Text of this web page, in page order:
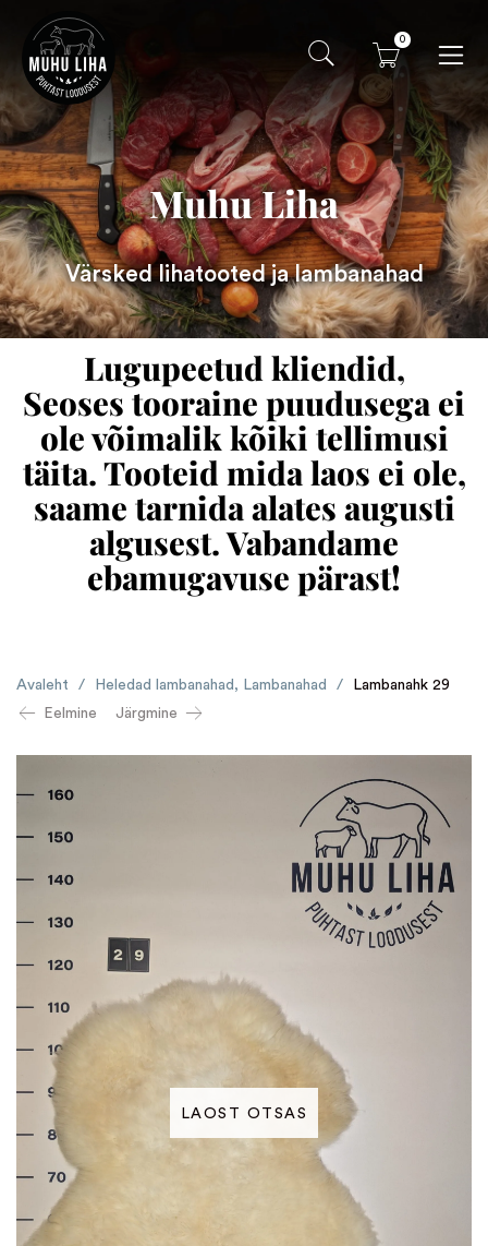
0
Muhu Liha
Värsked lihatooted ja lambanahad
Lugupeetud kliendid,
Seoses tooraine puudusega ei
ole võimalik kõiki tellimusi
täita. Tooteid mida laos ei ole,
saame tarnida alates augusti
algusest. Vabandame
ebamugavuse pärast!
Avaleht / Heledad lambanahad , Lambanahad /
Lambanahk 29
Eelmine
Järgmine
LAOST OTSAS